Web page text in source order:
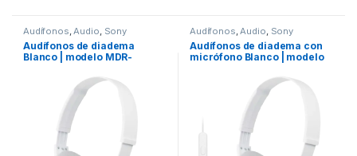
Audífonos,Audio, Sony
Audífonos de diadema
Blanco | modelo MDR-
Audífonos,Audio, Sony
Audífonos de diadema con
micrófono Blanco | modelo